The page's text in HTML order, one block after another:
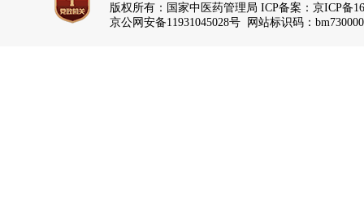
版权所有：国家中医药管理局 ICP备案： 京ICP备
京公网安备11931045028号 网站标识码：